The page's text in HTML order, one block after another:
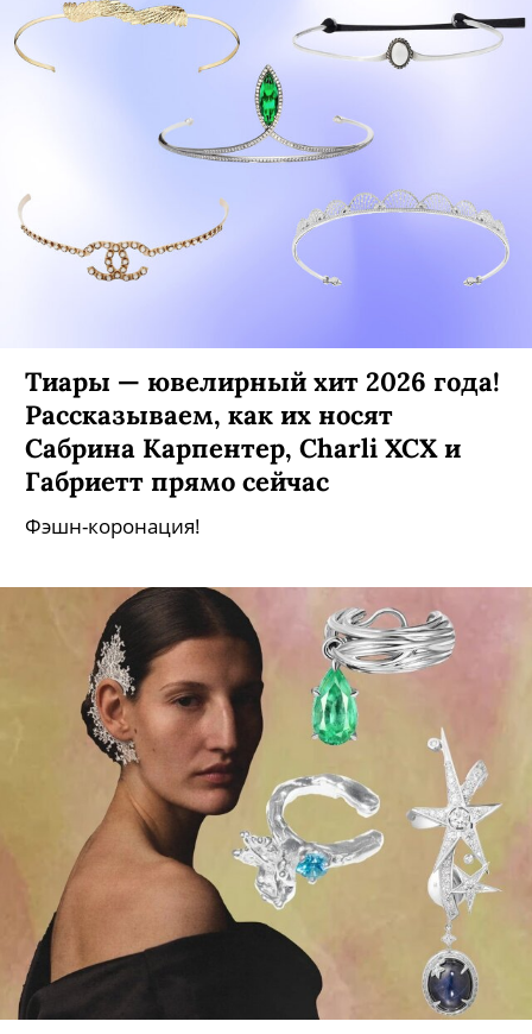
Тиары — ювелирный хит 2026 года!
Рассказываем, как их носят
Сабрина Карпентер, Charli XCX и
Габриетт прямо сейчас
Фэшн-коронация!